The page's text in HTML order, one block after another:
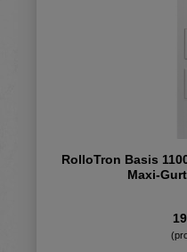
RolloTron Basis
Maxi-